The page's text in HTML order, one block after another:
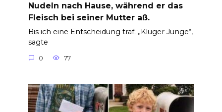
Nudeln nach Hause, während er das
Fleisch bei seiner Mutter aß.
Bis ich eine Entscheidung traf. „Kluger Junge“,
sagte
0 77